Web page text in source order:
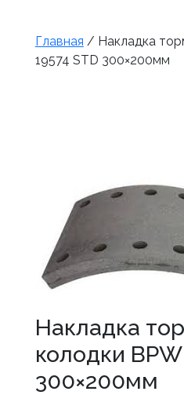
Главная / Накладка
19574 STD 300×200мм
Накладка
колодки
300×200мм